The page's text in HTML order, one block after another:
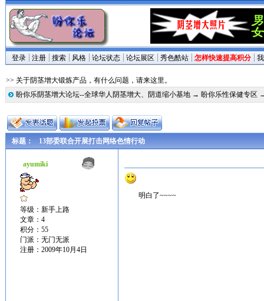
登录 注册 搜索 风格 论坛状态 论坛展区 秀色酷站 怎样快速提高积分
>> 关于阴茎增大锻炼产品，有什么问题，请来这里。
盼你乐阴茎增大论坛--全球华人阴茎增大、阴道缩小基地→ 盼你乐性保健专区
标题： 13部委联合开展打击网络色情行动
ayumiki
等级：新手上路
文章：4
积分：55
门派：无门无派
注册：2009年10月4日
明白了~~~~